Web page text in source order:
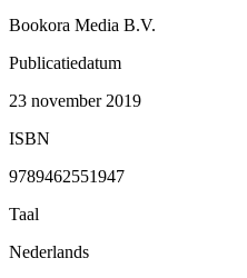
Bookora Media B.V.
Publicatiedatum
23 november 2019
ISBN
9789462551947
Taal
Nederlands